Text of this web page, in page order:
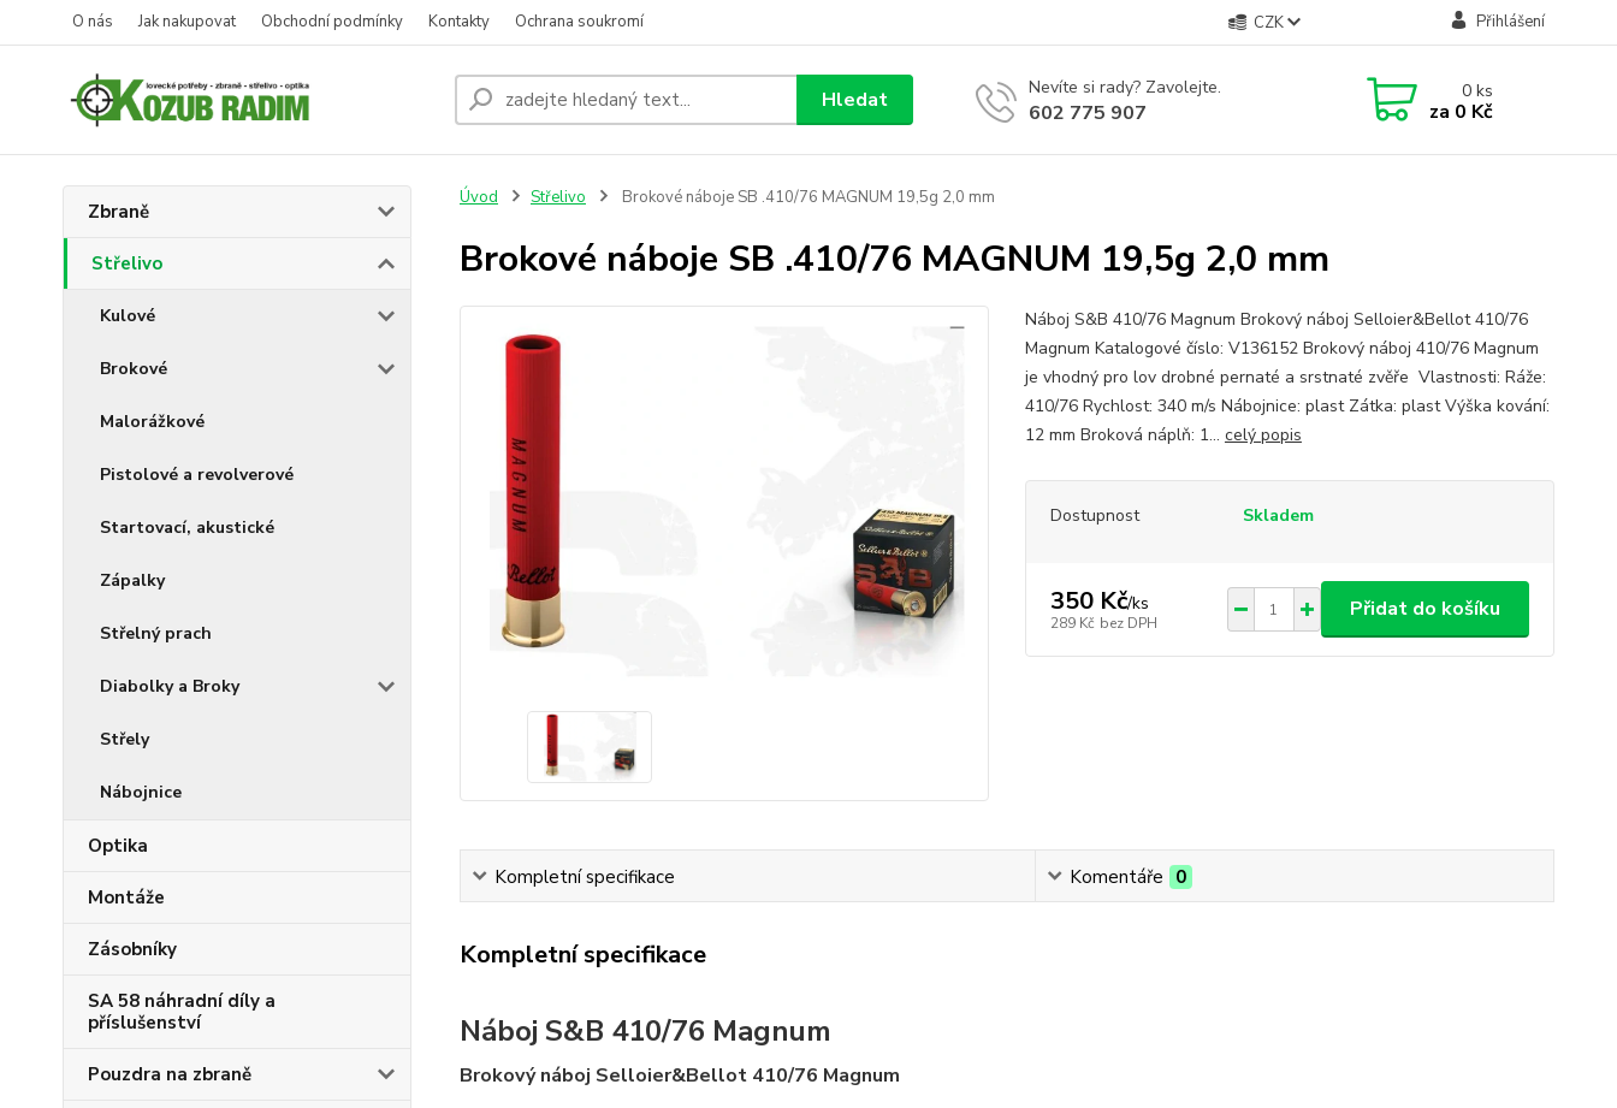
O nás Jak nakupovat Obchodní podmínky Kontakty Ochrana soukromí CZK Přihlášení
Hledat Nevíte si rady? Zavolejte.
602 775 907
0ks
za 0 Kč
Zbraně
Střelivo
Kulové
Brokové
Malorážkové
Pistolové a revolverové
Startovací, akustické
Zápalky
Střelný prach
Diabolky a Broky
Střely
Nábojnice
Optika
Montáže
Zásobníky
SA 58 náhradní díly a
příslušenství
Pouzdra na zbraně
Úvod Střelivo Brokové náboje SB .410/76 MAGNUM 19,5g 2,0 mm
Brokové náboje SB .410/76 MAGNUM 19,5g 2,0 mm
Náboj S&B 410/76 Magnum Brokový náboj Selloier&Bellot 410/76
Magnum Katalogové číslo: V136152 Brokový náboj 410/76 Magnum
je vhodný pro lov drobné pernaté a srstnaté zvěře Vlastnosti: Ráže:
410/76 Rychlost: 340 m/s Nábojnice: plast Zátka: plast Výška kování:
12 mm Broková náplň: 1... celý popis
Dostupnost Skladem
350 Kč/ks
289 Kč bez DPH
Přidat do košíku
Kompletní specifikace Komentáře 0
Kompletní specifikace
Náboj S&B 410/76 Magnum
Brokový náboj Selloier&Bellot 410/76 Magnum